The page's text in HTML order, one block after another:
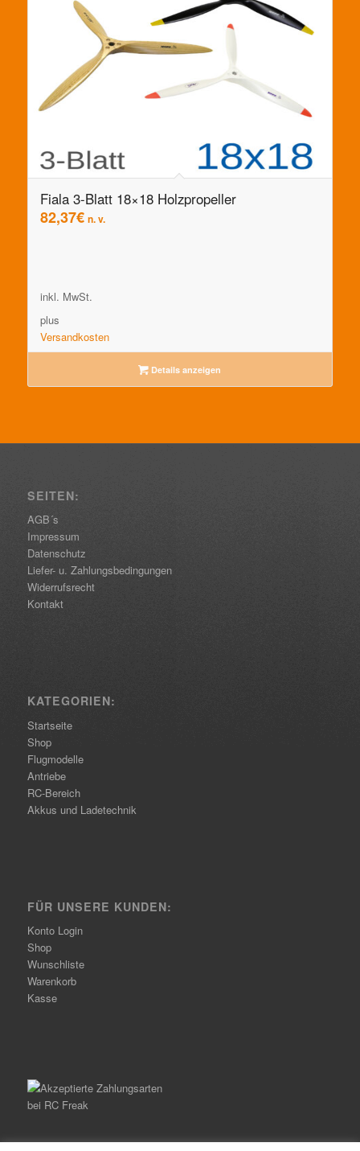
Fiala 3-Blatt 18×18 Holzpropeller
82,37€ n. v.
inkl. MwSt.
plus
Versandkosten
Details anzeigen
SEITEN:
AGB´s
Impressum
Datenschutz
Liefer- u. Zahlungsbedingungen
Widerrufsrecht
Kontakt
KATEGORIEN:
Startseite
Shop
Flugmodelle
Antriebe
RC-Bereich
Akkus und Ladetechnik
FÜR UNSERE KUNDEN:
Konto Login
Shop
Wunschliste
Warenkorb
Kasse